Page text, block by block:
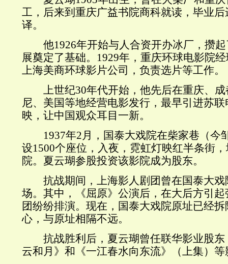
工，后来到重庆广益书院商科就读，毕业
译。
他1926年开始与人合资开办冰厂，攒起
展奠定了基础。1929年，重庆环球电影院
上海美商环球影片公司，负责选片等工作。
上世纪30年代开始，他先后在重庆、成
尼、美国等地经营电影发行，最早引进苏
映，让中国观众耳目一新。
1937年2月，国泰大戏院在柴家巷（今
设1500个座位，入夜，霓虹灯映红半条街
院。夏云瑚参股投资该影院成为股东。
抗战期间，上海影人剧团曾在国泰大戏
场。其中，《屈原》公演后，在大后方引
团纷纷排演。现在，国泰大戏院原址已经
心，与原址相隔不远。
抗战胜利后，夏云瑚曾任联华影业股东
云和月》和《一江春水向东流》（上集）等